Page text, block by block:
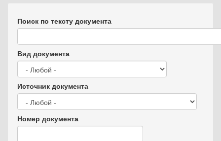
Поиск по тексту документа
Вид документа
Источник документа
Номер документа